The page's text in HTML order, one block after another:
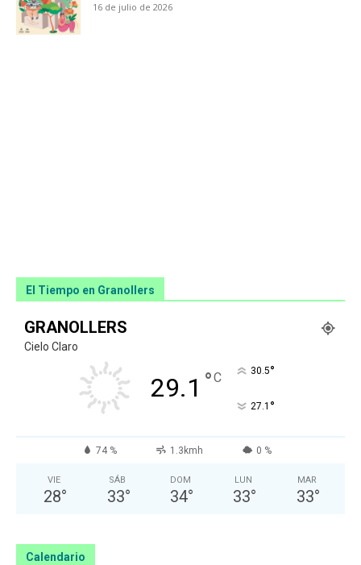
16 de julio de 2026
El Tiempo en Granollers
GRANOLLERS
Cielo Claro
29.1 °C 30.5°
27.1 °
74 % 1.3kmh 0 %
VIE
28°
SÁB
33°
DOM
34°
LUN
33°
MAR
33°
Calendario